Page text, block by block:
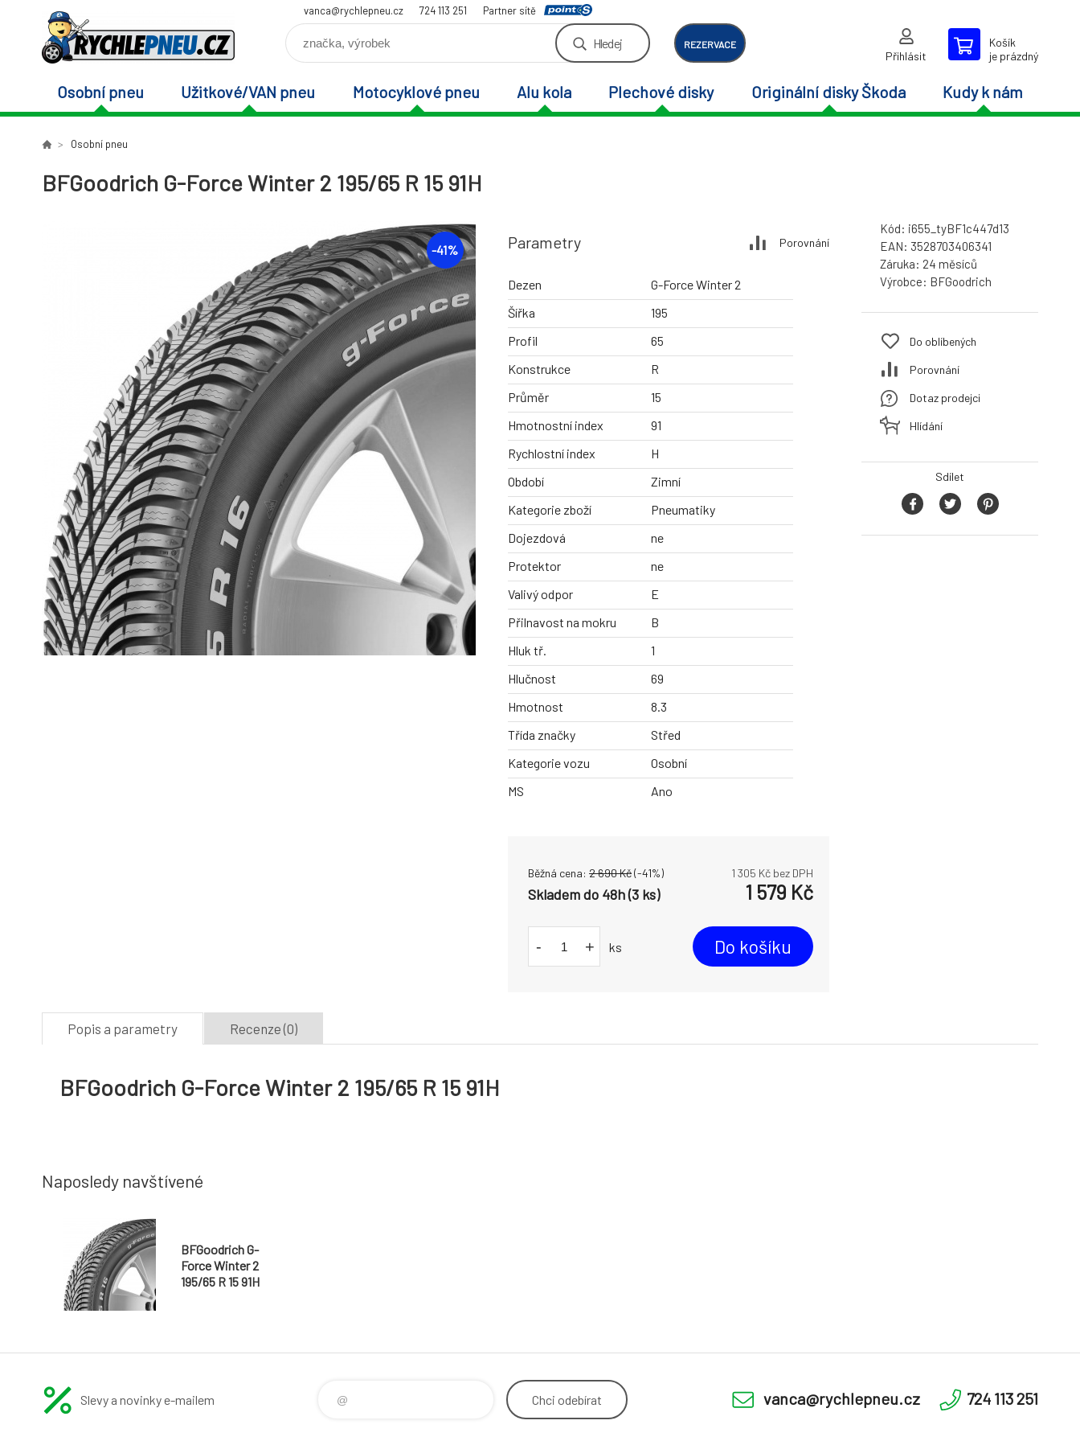
vanca@rychlepneu.cz 724 113 251 Partner sítě
Hledej REZERVACE
Přihlásit
Košík
je prázdný
Osobní pneu Užitkové/VAN pneu Motocyklové pneu Alu kola Plechové disky Originální disky Škoda Kudy k nám
Osobní pneu
BFGoodrich G-Force Winter 2 195/65 R 15 91H
-41% Parametry Porovnání
Dezen
G-Force Winter 2
Šířka
195
Profil
65
Konstrukce
R
Průměr
15
Hmotnostní index
91
Rychlostní index
H
Období
Zimní
Kategorie zboží
Pneumatiky
Dojezdová
ne
Protektor
ne
Valivý odpor
E
Přilnavost na mokru
B
Hluk tř.
1
Hlučnost
69
Hmotnost
8.3
Třída značky
Střed
Kategorie vozu
Osobní
MS
Ano
Běžná cena: 2 690Kč(-41%) 1 305 Kč bez DPH
Skladem do 48h (3 ks) 1 579 Kč
- + ks Do košíku
Kód: i655_tyBF1c447d13
EAN: 3528703406341
Záruka: 24 měsíců
Výrobce: BFGoodrich
Do oblíbených
Porovnání
Dotaz prodejci
Hlídání
Sdílet
Popis a parametry Recenze (0)
BFGoodrich G-Force Winter 2 195/65 R 15 91H
Naposledy navštívené
BFGoodrich G-
Force Winter 2
195/65 R 15 91H
Slevy a novinky e-mailem Chci odebírat vanca@rychlepneu.cz 724 113 251